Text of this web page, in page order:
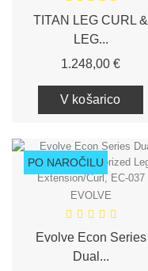
TITAN LEG CURL &
LEG...
1.248,00 €Cena
V košarico
PO NAROČILU
EVOLVE
Evolve Econ Series
Dual...